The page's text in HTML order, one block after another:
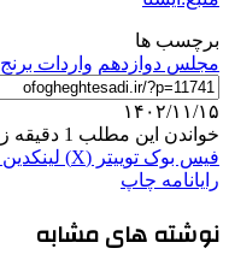
برچسب ها
مجلس دوازدهم واردات برنج
۱۴۰۲/۱۱/۱۵
خواندن این مطلب 1 دقیقه زمان میبرد
فیس بوک توییتر (X) لینکدین
رایانامه چاپ
نوشته های مشابه